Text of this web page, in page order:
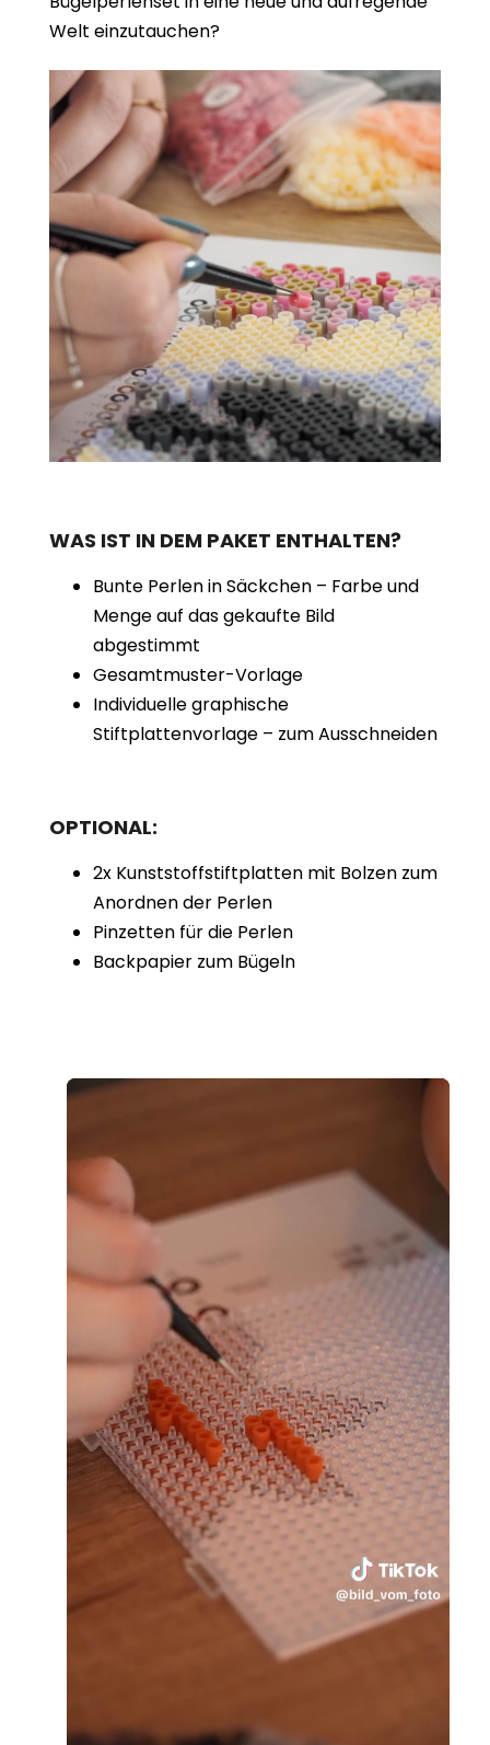
Welt einzutauchen?
WAS IST IN DEM PAKET ENTHALTEN?
Bunte Perlen in Säckchen – Farbe und
Menge auf das gekaufte Bild
abgestimmt
Gesamtmuster-Vorlage
Individuelle graphische
Stiftplattenvorlage – zum Ausschneiden
OPTIONAL:
2x Kunststoffstiftplatten mit Bolzen zum
Anordnen der Perlen
Pinzetten für die Perlen
Backpapier zum Bügeln